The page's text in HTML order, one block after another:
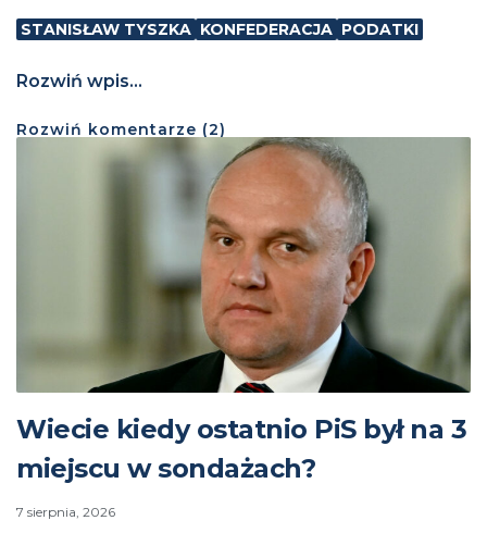
STANISŁAW TYSZKA KONFEDERACJA PODATKI
Rozwiń wpis...
Rozwiń komentarze (2)
Wiecie kiedy ostatnio PiS był na 3
miejscu w sondażach?
7 sierpnia, 2026